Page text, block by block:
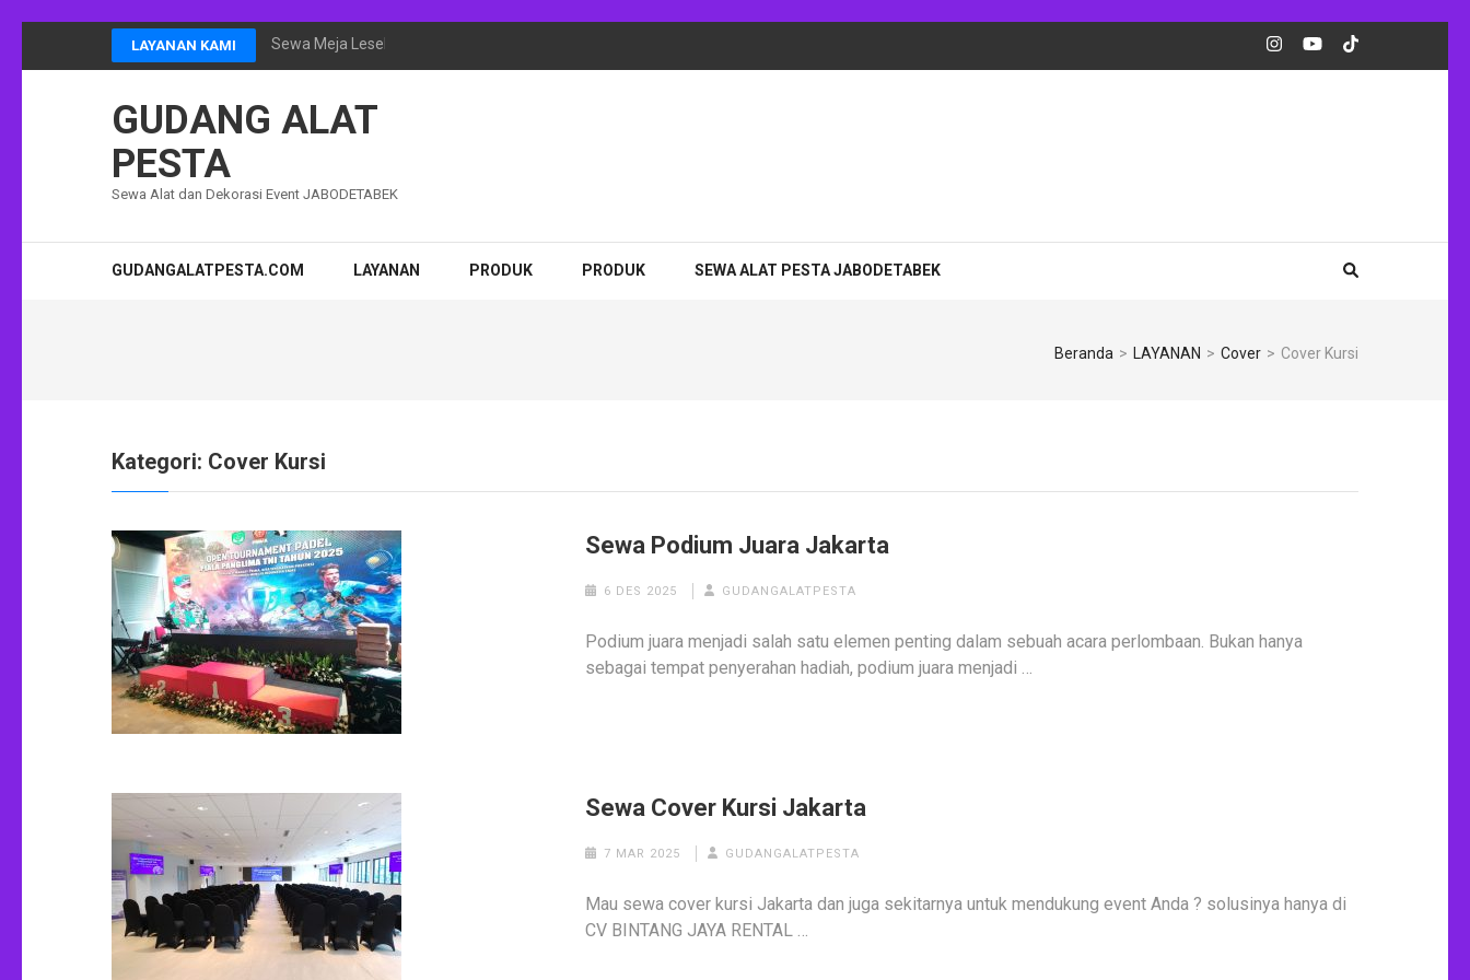
LAYANAN KAMI Sewa Meja Lesehan Event Ramadhan Jakarta
GUDANG ALAT
PESTA
Sewa Alat dan Dekorasi Event JABODETABEK
GUDANGALATPESTA.COM LAYANAN PRODUK PRODUK SEWA ALAT PESTA JABODETABEK
Beranda > LAYANAN > Cover > Cover Kursi
Kategori: Cover Kursi
Sewa Podium Juara Jakarta
6 DES 2025 GUDANGALATPESTA
Podium juara menjadi salah satu elemen penting dalam sebuah acara perlombaan. Bukan hanya
sebagai tempat penyerahan hadiah, podium juara menjadi …
Sewa Cover Kursi Jakarta
7 MAR 2025 GUDANGALATPESTA
Mau sewa cover kursi Jakarta dan juga sekitarnya untuk mendukung event Anda ? solusinya hanya di
CV BINTANG JAYA RENTAL …